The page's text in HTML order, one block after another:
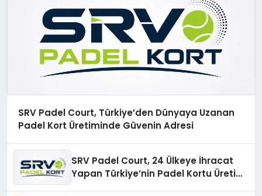
SRV Padel Court, Türkiye’den Dünyaya Uzanan
Padel Kort Üretiminde Güvenin Adresi
SRV Padel Court, 24 Ülkeye İhracat
Yapan Türkiye’nin Padel Kortu Üretim